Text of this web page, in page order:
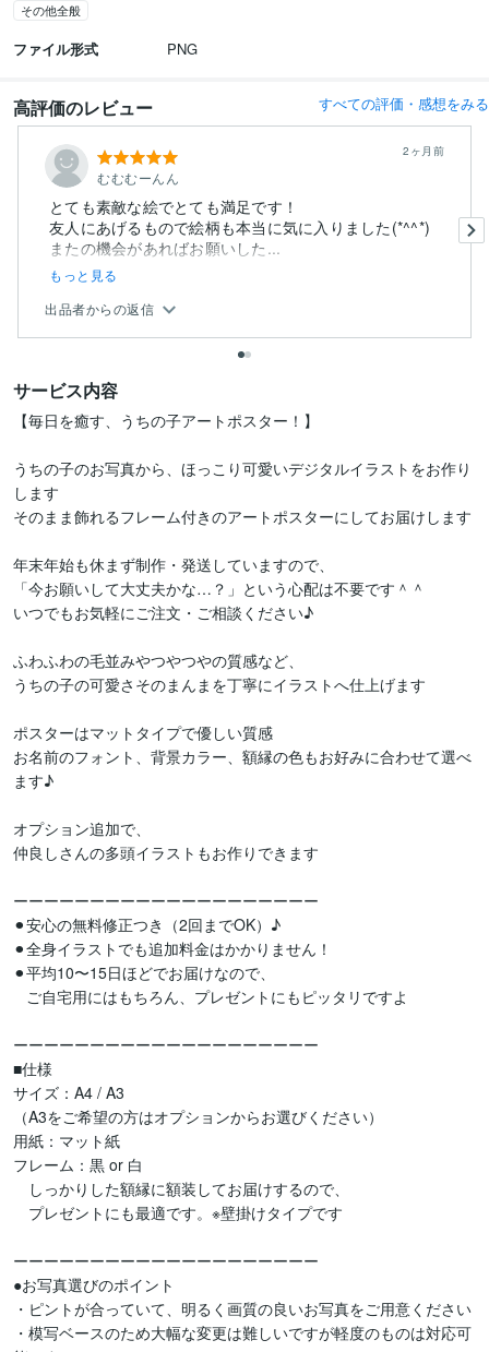
その他全般
ファイル形式 PNG
高評価のレビュー すべての評価・感想をみる
むむむーんん
2ヶ月前
とても素敵な絵でとても満足です！
友人にあげるもので絵柄も本当に気に入りました(*^^*)
またの機会があればお願いした...
もっと見る
出品者からの返信
サービス内容
【毎日を癒す、うちの子アートポスター！】
うちの子のお写真から、ほっこり可愛いデジタルイラストをお作り
します
そのまま飾れるフレーム付きのアートポスターにしてお届けします
年末年始も休まず制作・発送していますので、
「今お願いして大丈夫かな…？」という心配は不要です＾＾
いつでもお気軽にご注文・ご相談ください♪
ふわふわの毛並みやつやつやの質感など、
うちの子の可愛さそのまんまを丁寧にイラストへ仕上げます
ポスターはマットタイプで優しい質感
お名前のフォント、背景カラー、額縁の色もお好みに合わせて選べ
ます♪
オプション追加で、
仲良しさんの多頭イラストもお作りできます
ーーーーーーーーーーーーーーーーーーーー
⚫︎安心の無料修正つき（2回までOK）♪
⚫︎全身イラストでも追加料金はかかりません！
⚫︎平均10〜15日ほどでお届けなので、
ーーーーーーーーーーーーーーーーーーーー
■仕様
サイズ：A4 / A3
（A3をご希望の方はオプションからお選びください）
用紙：マット紙
フレーム：黒 or 白
しっかりした額縁に額装してお届けするので、
プレゼントにも最適です。※壁掛けタイプです
ーーーーーーーーーーーーーーーーーーーー
●お写真選びのポイント
・ピントが合っていて、明るく画質の良いお写真をご用意ください
・模写ベースのため大幅な変更は難しいですが軽度のものは対応可